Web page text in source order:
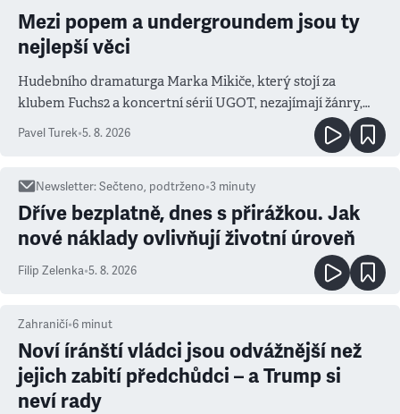
Mezi popem a undergroundem jsou ty
nejlepší věci
Hudebního dramaturga Marka Mikiče, který stojí za
klubem Fuchs2 a koncertní sérií UGOT, nezajímají žánry,
ale atmosféra
Pavel Turek•5. 8. 2026
Newsletter:Sečteno, podtrženo•3 minuty
Dříve bezplatně, dnes s přirážkou. Jak
nové náklady ovlivňují životní úroveň
Filip Zelenka•5. 8. 2026
Zahraničí•6 minut
Noví íránští vládci jsou odvážnější než
jejich zabití předchůdci – a Trump si
neví rady